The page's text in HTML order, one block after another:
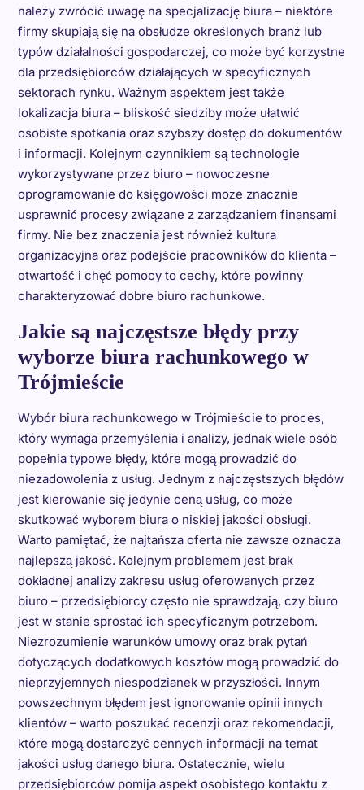
należy zwrócić uwagę na specjalizację biura – niektóre
firmy skupiają się na obsłudze określonych branż lub
typów działalności gospodarczej, co może być korzystne
dla przedsiębiorców działających w specyficznych
sektorach rynku. Ważnym aspektem jest także
lokalizacja biura – bliskość siedziby może ułatwić
osobiste spotkania oraz szybszy dostęp do dokumentów
i informacji. Kolejnym czynnikiem są technologie
wykorzystywane przez biuro – nowoczesne
oprogramowanie do księgowości może znacznie
usprawnić procesy związane z zarządzaniem finansami
firmy. Nie bez znaczenia jest również kultura
organizacyjna oraz podejście pracowników do klienta –
otwartość i chęć pomocy to cechy, które powinny
charakteryzować dobre biuro rachunkowe.
Jakie są najczęstsze błędy przy
wyborze biura rachunkowego w
Trójmieście
Wybór biura rachunkowego w Trójmieście to proces,
który wymaga przemyślenia i analizy, jednak wiele osób
popełnia typowe błędy, które mogą prowadzić do
niezadowolenia z usług. Jednym z najczęstszych błędów
jest kierowanie się jedynie ceną usług, co może
skutkować wyborem biura o niskiej jakości obsługi.
Warto pamiętać, że najtańsza oferta nie zawsze oznacza
najlepszą jakość. Kolejnym problemem jest brak
dokładnej analizy zakresu usług oferowanych przez
biuro – przedsiębiorcy często nie sprawdzają, czy biuro
jest w stanie sprostać ich specyficznym potrzebom.
Niezrozumienie warunków umowy oraz brak pytań
dotyczących dodatkowych kosztów mogą prowadzić do
nieprzyjemnych niespodzianek w przyszłości. Innym
powszechnym błędem jest ignorowanie opinii innych
klientów – warto poszukać recenzji oraz rekomendacji,
które mogą dostarczyć cennych informacji na temat
jakości usług danego biura. Ostatecznie, wielu
przedsiębiorców pomija aspekt osobistego kontaktu z